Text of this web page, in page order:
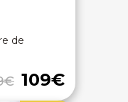
de
109€